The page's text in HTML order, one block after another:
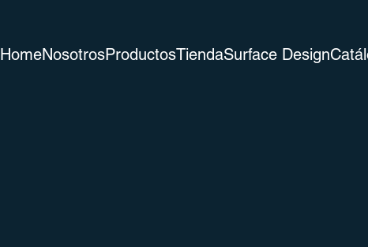
HomeNosotrosProductosTiendaSurface Design